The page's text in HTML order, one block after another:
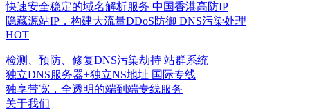
快速安全稳定的域名解析服务 中国香港高防IP
隐藏源站IP，构建大流量DDoS防御 DNS污染处理
HOT
检测、预防、修复DNS污染劫持 站群系统
独立DNS服务器+独立NS地址 国际专线
独享带宽，全透明的端到端专线服务
关于我们